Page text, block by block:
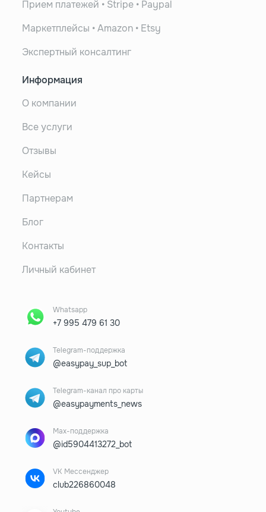
Прием платежей • Stripe • Paypal
Маркетплейсы • Amazon • Etsy
Экспертный консалтинг
Информация
О компании
Все услуги
Отзывы
Кейсы
Партнерам
Блог
Контакты
Личный кабинет
Whatsapp
+7 995 479 61 30
Telegram-поддержка
@easypay_sup_bot
Telegram-канал про карты
@easypayments_news
Max-поддержка
@id5904413272_bot
VK Мессенджер
club226860048